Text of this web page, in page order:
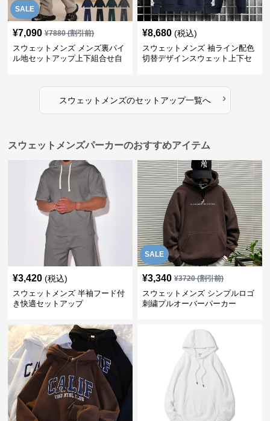
SALE
¥7,090 ¥7880(割引前)
スウェットメンズ メンズ裏パイ
ル地セットアップ上下組合せ自
¥8,680 (税込)
スウェットメンズ 袖ライン配色
切替デザインスウェット上下セ
スウェットメンズのセットアップ一覧へ ›
スウェットメンズパーカーのおすすめアイテム
¥3,420 (税込)
スウェットメンズ 半袖フード付
き快適セットアップ
SALE
¥3,340 ¥3720(割引前)
スウェットメンズ シンプルロゴ
刺繍プルオーバーパーカー